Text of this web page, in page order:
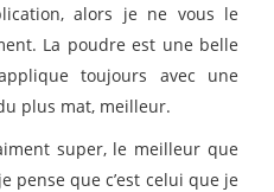
alors je ne vous le
La poudre est une belle
toujours avec une
plus mat, meilleur.
super, le meilleur que
pense que c’est celui que je